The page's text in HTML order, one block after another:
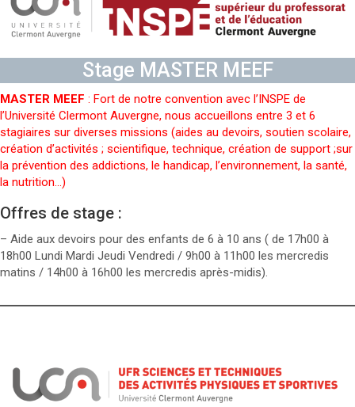
Stage MASTER MEEF
MASTER MEEF : Fort de notre convention avec l’INSPE de
l’Université Clermont Auvergne, nous accueillons entre 3 et 6
stagiaires sur diverses missions (aides au devoirs, soutien scolaire,
création d’activités ; scientifique, technique, création de support ;sur
la prévention des addictions, le handicap, l’environnement, la santé,
la nutrition…)
Offres de stage :
– Aide aux devoirs pour des enfants de 6 à 10 ans ( de 17h00 à
18h00 Lundi Mardi Jeudi Vendredi / 9h00 à 11h00 les mercredis
matins / 14h00 à 16h00 les mercredis après-midis).